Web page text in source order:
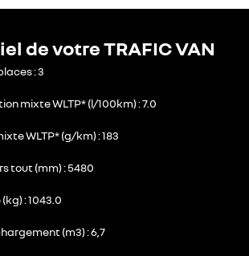
de votre TRAFIC VAN
3
mixte WLTP* (l/100km) 7.0
WLTP* (g/km) 183
tout (mm) 5480
1043.0
(m3) 6,7